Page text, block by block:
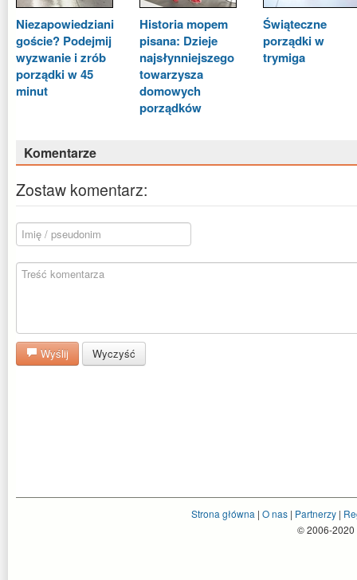
Niezapowiedziani
goście? Podejmij
wyzwanie i zrób
porządki w 45
minut
Historia mopem
pisana: Dzieje
najsłynniejszego
towarzysza
domowych
porządków
Świąteczne
porządki w
trymiga
Komentarze
Zostaw komentarz:
Wyślij Wyczyść
Strona główna | O nas| Partnerzy|
© 2006-2020